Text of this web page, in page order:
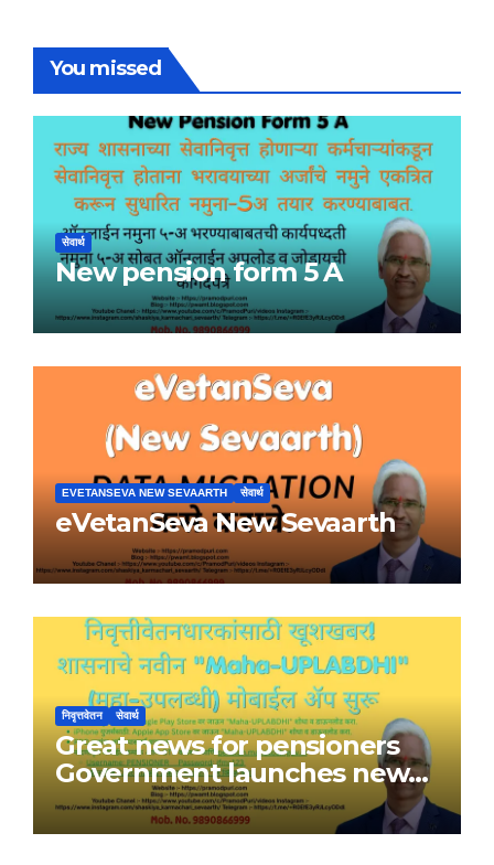
You missed
सेवार्थ
New pension form 5 A
EVETANSEVA NEW SEVAARTH सेवार्थ
eVetanSeva New Sevaarth
निवृत्तवेतन सेवार्थ
Great news for pensioners
Government launches new
Maha-UPLABDHI mobile app